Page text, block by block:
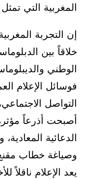
المغربية التي
إن التجربة
خلاقاً بين
الوطني
فوسائل الإعلام
التواصل
أصبحت أذرعاً
الدعائية
وصياغة خطاب
يعد الإعلام ناقلاً